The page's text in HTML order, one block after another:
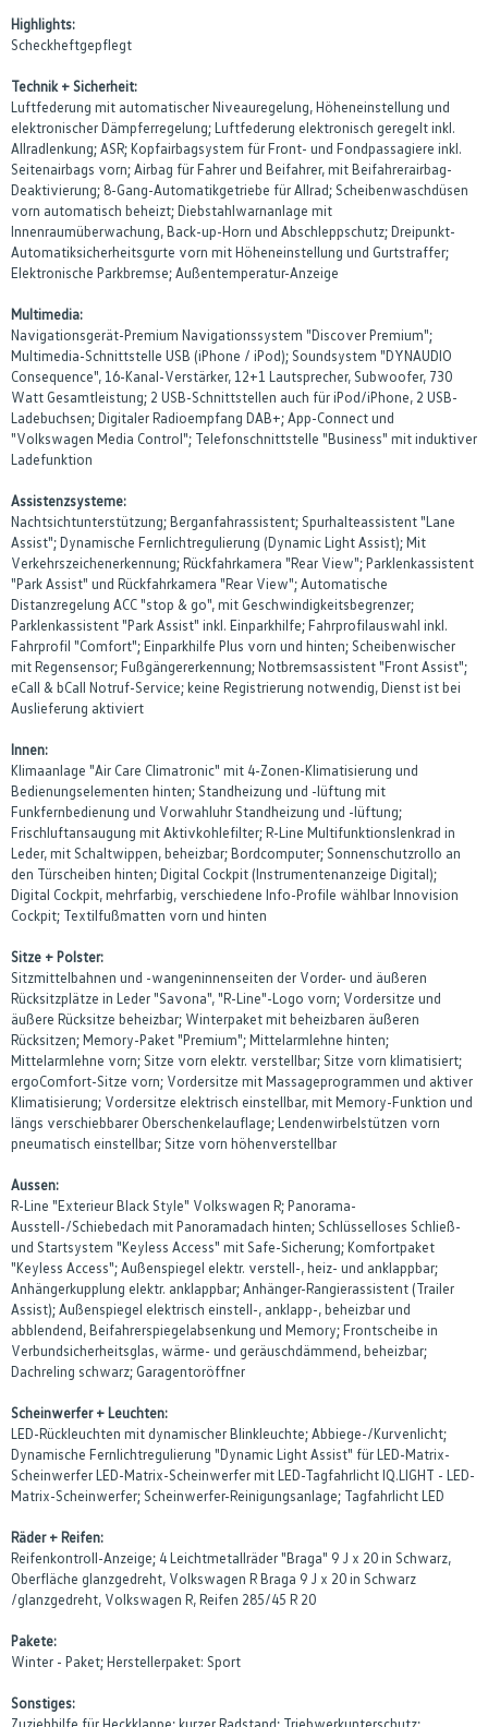
Highlights:
Scheckheftgepflegt
Technik + Sicherheit:
Luftfederung mit automatischer Niveauregelung, Höheneinstellung und
elektronischer Dämpferregelung; Luftfederung elektronisch geregelt inkl.
Allradlenkung; ASR; Kopfairbagsystem für Front- und Fondpassagiere inkl.
Seitenairbags vorn; Airbag für Fahrer und Beifahrer, mit Beifahrerairbag-
Deaktivierung; 8-Gang-Automatikgetriebe für Allrad; Scheibenwaschdüsen
vorn automatisch beheizt; Diebstahlwarnanlage mit
Innenraumüberwachung, Back-up-Horn und Abschleppschutz; Dreipunkt-
Automatiksicherheitsgurte vorn mit Höheneinstellung und Gurtstraffer;
Elektronische Parkbremse; Außentemperatur-Anzeige
Multimedia:
Navigationsgerät-Premium Navigationssystem "Discover Premium";
Multimedia-Schnittstelle USB (iPhone / iPod); Soundsystem "DYNAUDIO
Consequence", 16-Kanal-Verstärker, 12+1 Lautsprecher, Subwoofer, 730
Watt Gesamtleistung; 2 USB-Schnittstellen auch für iPod/iPhone, 2 USB-
Ladebuchsen; Digitaler Radioempfang DAB+; App-Connect und
"Volkswagen Media Control"; Telefonschnittstelle "Business" mit induktiver
Ladefunktion
Assistenzsysteme:
Nachtsichtunterstützung; Berganfahrassistent; Spurhalteassistent "Lane
Assist"; Dynamische Fernlichtregulierung (Dynamic Light Assist); Mit
Verkehrszeichenerkennung; Rückfahrkamera "Rear View"; Parklenkassistent
"Park Assist" und Rückfahrkamera "Rear View"; Automatische
Distanzregelung ACC "stop & go", mit Geschwindigkeitsbegrenzer;
Parklenkassistent "Park Assist" inkl. Einparkhilfe; Fahrprofilauswahl inkl.
Fahrprofil "Comfort"; Einparkhilfe Plus vorn und hinten; Scheibenwischer
mit Regensensor; Fußgängererkennung; Notbremsassistent "Front Assist";
eCall & bCall Notruf-Service; keine Registrierung notwendig, Dienst ist bei
Auslieferung aktiviert
Innen:
Klimaanlage "Air Care Climatronic" mit 4-Zonen-Klimatisierung und
Bedienungselementen hinten; Standheizung und -lüftung mit
Funkfernbedienung und Vorwahluhr Standheizung und -lüftung;
Frischluftansaugung mit Aktivkohlefilter; R-Line Multifunktionslenkrad in
Leder, mit Schaltwippen, beheizbar; Bordcomputer; Sonnenschutzrollo an
den Türscheiben hinten; Digital Cockpit (Instrumentenanzeige Digital);
Digital Cockpit, mehrfarbig, verschiedene Info-Profile wählbar Innovision
Cockpit; Textilfußmatten vorn und hinten
Sitze + Polster:
Sitzmittelbahnen und -wangeninnenseiten der Vorder- und äußeren
Rücksitzplätze in Leder "Savona", "R-Line"-Logo vorn; Vordersitze und
äußere Rücksitze beheizbar; Winterpaket mit beheizbaren äußeren
Rücksitzen; Memory-Paket "Premium"; Mittelarmlehne hinten;
Mittelarmlehne vorn; Sitze vorn elektr. verstellbar; Sitze vorn klimatisiert;
ergoComfort-Sitze vorn; Vordersitze mit Massageprogrammen und aktiver
Klimatisierung; Vordersitze elektrisch einstellbar, mit Memory-Funktion und
längs verschiebbarer Oberschenkelauflage; Lendenwirbelstützen vorn
pneumatisch einstellbar; Sitze vorn höhenverstellbar
Aussen:
R-Line "Exterieur Black Style" Volkswagen R; Panorama-
Ausstell-/Schiebedach mit Panoramadach hinten; Schlüsselloses Schließ-
und Startsystem "Keyless Access" mit Safe-Sicherung; Komfortpaket
"Keyless Access"; Außenspiegel elektr. verstell-, heiz- und anklappbar;
Anhängerkupplung elektr. anklappbar; Anhänger-Rangierassistent (Trailer
Assist); Außenspiegel elektrisch einstell-, anklapp-, beheizbar und
abblendend, Beifahrerspiegelabsenkung und Memory; Frontscheibe in
Verbundsicherheitsglas, wärme- und geräuschdämmend, beheizbar;
Dachreling schwarz; Garagentoröffner
Scheinwerfer + Leuchten:
LED-Rückleuchten mit dynamischer Blinkleuchte; Abbiege-/Kurvenlicht;
Dynamische Fernlichtregulierung "Dynamic Light Assist" für LED-Matrix-
Scheinwerfer LED-Matrix-Scheinwerfer mit LED-Tagfahrlicht IQ.LIGHT - LED-
Matrix-Scheinwerfer; Scheinwerfer-Reinigungsanlage; Tagfahrlicht LED
Räder + Reifen:
Reifenkontroll-Anzeige; 4 Leichtmetallräder "Braga" 9 J x 20 in Schwarz,
Oberfläche glanzgedreht, Volkswagen R Braga 9 J x 20 in Schwarz
/glanzgedreht, Volkswagen R, Reifen 285/45 R 20
Pakete:
Winter - Paket; Herstellerpaket: Sport
Sonstiges:
Zuziehhilfe für Heckklappe; kurzer Radstand; Triebwerkunterschutz;